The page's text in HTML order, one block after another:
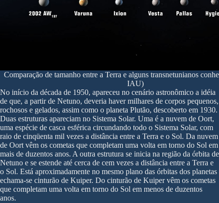
Comparação de tamanho entre a Terra e alguns transnetunianos
IAU)
No início da década de 1950, apareceu no cenário astronômico a idéia
de que, a partir de Netuno, deveria haver milhares de corpos pequenos,
rochosos e gelados, assim como o planeta Plutão, descoberto em 1930.
Duas estruturas apareciam no Sistema Solar. Uma é a nuvem de Oort,
uma espécie de casca esférica circundando todo o Sistema Solar, com
raio de cinqüenta mil vezes a distância entre a Terra e o Sol. Da nuvem
de Oort vêm os cometas que completam uma volta em torno do Sol em
mais de duzentos anos. A outra estrutura se inicia na região da órbita de
Netuno e se estende até cerca de cem vezes a distância entre a Terra e
o Sol. Está aproximadamente no mesmo plano das órbitas dos planetas
echama-se cinturão de Kuiper. Do cinturão de Kuiper vêm os cometas
que completam uma volta em torno do Sol em menos de duzentos
anos.